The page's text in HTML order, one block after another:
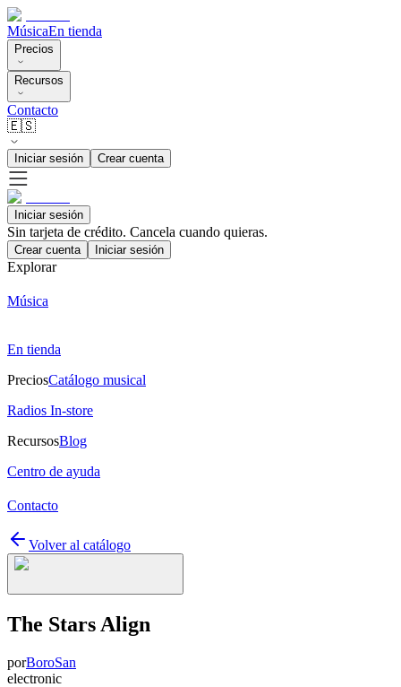
MúsicaEn tienda
Precios
Recursos
Contacto
🇪🇸
Iniciar sesión Crear cuenta
Iniciar sesión
Sin tarjeta de crédito. Cancela cuando quieras.
Crear cuenta Iniciar sesión
Explorar
Música
En tienda
PreciosCatálogo musical
Radios In-store
RecursosBlog
Centro de ayuda
Contacto
Volver al catálogo
The Stars Align
porBoroSan
electronic